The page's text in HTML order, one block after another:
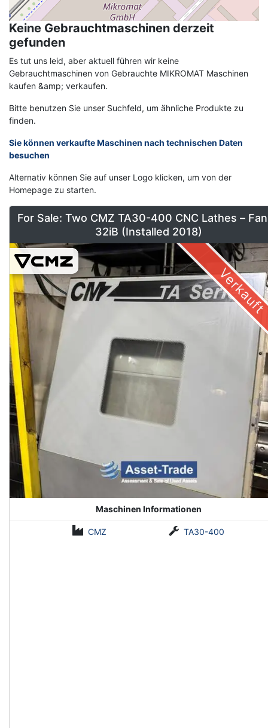
Keine Gebrauchtmaschinen derzeit
gefunden
Es tut uns leid, aber aktuell führen wir keine
Gebrauchtmaschinen von Gebrauchte MIKROMAT Maschinen
kaufen &amp; verkaufen.
Bitte benutzen Sie unser Suchfeld, um ähnliche Produkte zu
finden.
Sie können verkaufte Maschinen nach technischen Daten
besuchen
Alternativ können Sie auf unser Logo klicken, um von der
Homepage zu starten.
For Sale: Two CMZ TA30-400 CNC Lathes –
32iB (Installed 2018)
Verkauft
Maschinen Informationen
CMZ TA30-400